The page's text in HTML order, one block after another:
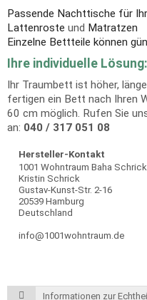
Passende Nachttische für
Lattenroste und Matratzen
Einzelne Bettteile können
Ihre individuelle Lösung:
Ihr Traumbett ist höher,
fertigen ein Bett nach Ihren
60 cm möglich. Rufen Sie
an: 040 / 317 051 08
Hersteller-Kontakt
1001 Wohntraum Baha
Kristin Schrick
Gustav-Kunst-Str. 2-16
20539 Hamburg
Deutschland
info@1001wohntraum.de
Informationen zur